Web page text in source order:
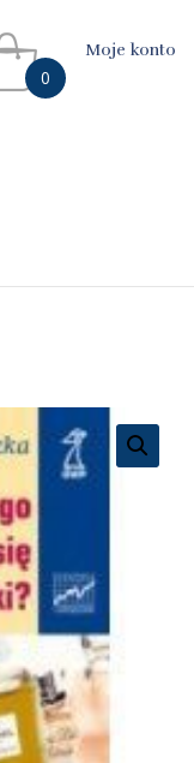
0
Moje konto